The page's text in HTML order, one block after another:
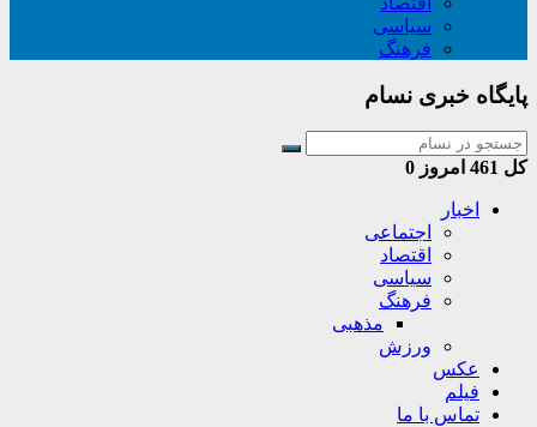
سیاسی
فرهنگ
پایگاه خبری نسام
کل امروز 0
اخبار
اجتماعی
اقتصاد
سیاسی
فرهنگ
مذهبی
ورزش
عکس
فیلم
تماس با ما